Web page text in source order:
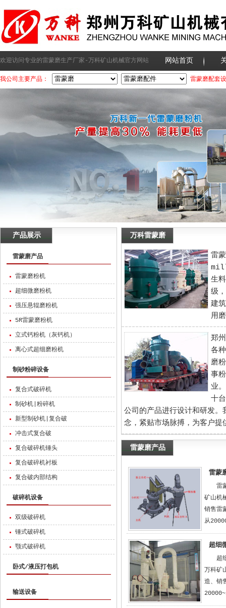
欢迎访问专业的雷蒙磨生产厂家-万科矿山机械官方网站 网站首页
我公司主要产品： 雷蒙磨配套
产品展示
雷蒙磨产品
雷蒙磨粉机
超细微磨粉机
强压悬辊磨粉机
5R雷蒙磨粉机
立式钙粉机（灰钙机）
离心式超细磨粉机
制砂粉碎设备
复合式破碎机
制砂机|粉碎机
新型制砂机|复合破
冲击式复合破
复合破碎机锤头
复合破碎机衬板
复合破内部结构
破碎机设备
双级破碎机
锤式破碎机
颚式破碎机
卧式/液压打包机
输送设备
万科雷蒙磨
雷
mill
生
级
建
用
郑
各
磨
事
业
十
公司的产品进行设计和研发
念，紧贴市场脉搏，为客户
雷蒙磨产品
雷蒙
雷
矿山机
销售雷
从
超细
超
万科矿
造、销